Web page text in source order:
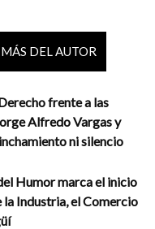
MÁS DEL AUTOR
frente a las
Alfredo Vargas y
ni silencio
Humor marca el inicio
la Industria, el Comercio